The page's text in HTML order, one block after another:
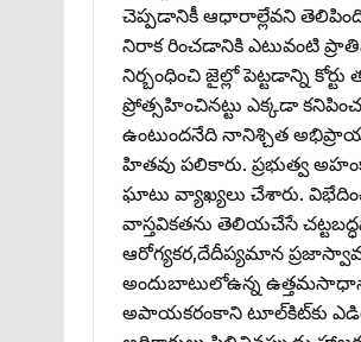
చెప్పడానికీ ఆధారాల్లేవని
నిరాక రించడానికి ఎటువంటి
నిర్బంధించి జైల్లో పెట్టడాన్ని
ప్రోత్సహించినట్టు ఎక్కడా
ఉంటుందనేది నానిశ్చిత
హితవు పలికారు. ప్రభుత్వ
ఘాటు వ్యాఖ్యలు చేశారు.
వాస్తవికతను తెలియచేసే
ఆరోగ్యకర,దేదీప్యమాన
అందుబాటులోఉన్న
అపాయకరంకాని టూల్‌కిట్‌కు